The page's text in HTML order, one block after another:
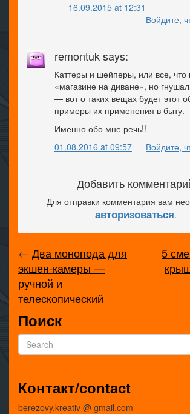
16.09.2015 at 12:31
Войдите,
remontuk says:
Каттеры и шейперы, или все, что
«магазине на диване», но
— вот о таких вещах будет этот
примеры их применения в быту.
Именно обо мне речь!!
01.08.2016 at 09:57
Войдите,
Добавить
Для отправки комментария вам
авторизоваться.
← Два монопода для
экшен-камеры —
ручной и
телескопический
5
Поиск
Контакт/contact
berezovy.kreativ @ gmail.com